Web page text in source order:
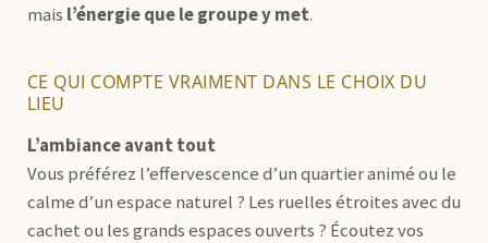
mais l’énergie que le groupe y met.
CE QUI COMPTE VRAIMENT DANS LE CHOIX DU
LIEU
L’ambiance avant tout
Vous préférez l’effervescence d’un quartier animé ou le
calme d’un espace naturel ? Les ruelles étroites avec du
cachet ou les grands espaces ouverts ? Écoutez vos